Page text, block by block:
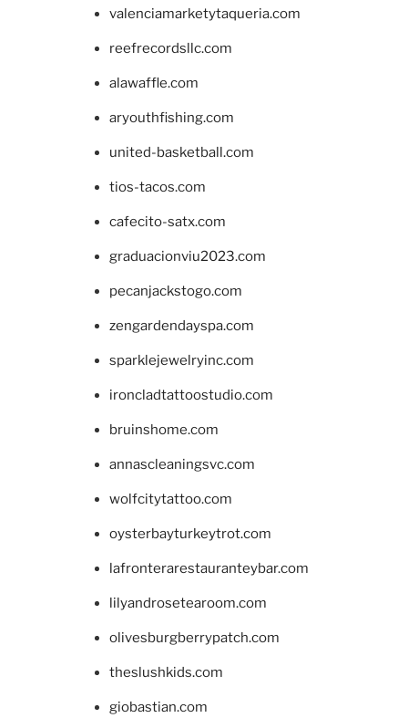
valenciamarketytaqueria.com
reefrecordsllc.com
alawaffle.com
aryouthfishing.com
united-basketball.com
tios-tacos.com
cafecito-satx.com
graduacionviu2023.com
pecanjackstogo.com
zengardendayspa.com
sparklejewelryinc.com
ironcladtattoostudio.com
bruinshome.com
annascleaningsvc.com
wolfcitytattoo.com
oysterbayturkeytrot.com
lafronterarestauranteybar.com
lilyandrosetearoom.com
olivesburgberrypatch.com
theslushkids.com
giobastian.com